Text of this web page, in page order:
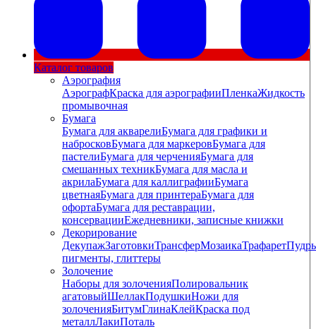
Каталог товаров
Аэрография
АэрографКраска для аэрографииПленкаЖидкость
промывочная
Бумага
Бумага для акварелиБумага для графики и
набросковБумага для маркеровБумага для
пастелиБумага для черченияБумага для
смешанных техникБумага для масла и
акрилаБумага для каллиграфииБумага
цветнаяБумага для принтераБумага для
офортаБумага для реставрации,
консервацииЕжедневники, записные книжки
Декорирование
ДекупажЗаготовкиТрансферМозаикаТрафарет
пигменты, глиттеры
Золочение
Наборы для золоченияПолировальник
агатовыйШеллакПодушкиНожи для
золоченияБитумГлинаКлейКраска под
металлЛакиПоталь